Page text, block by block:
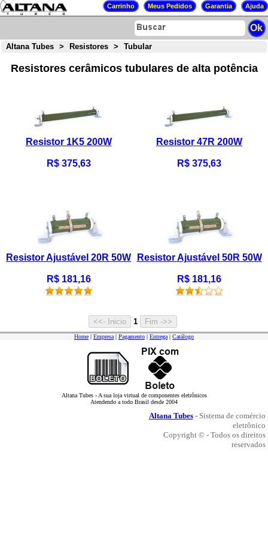
Altana Tubes > Resistores > Tubular
Resistores cerâmicos tubulares de alta potência
Resistor 1K5 200W
R$ 375,63
Resistor 47R 200W
R$ 375,63
Resistor Ajustável 20R 50W
R$ 181,16
Resistor Ajustável 50R 50W
R$ 181,16
1
Home | Empresa | Pagamento | Entrega | Catálogo
Altana Tubes - A sua loja virtual de componentes eletrônicos
Atendendo a todo Brasil desde 2004
Altana Tubes- Sistema de comércio
eletrônico
Copyright © - Todos os direitos
reservados